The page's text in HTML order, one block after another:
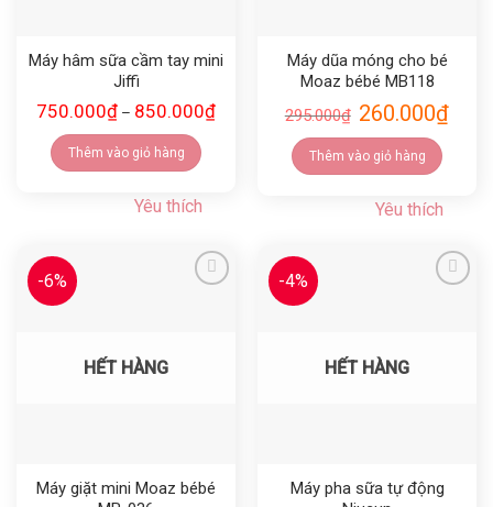
Máy hâm sữa cầm tay mini
Jiffi
750.000₫ – 850.000₫
Thêm vào giỏ hàng
Yêu thích
Máy dũa móng cho bé
Moaz bébé MB118
295.000₫ 260.000₫
Thêm vào giỏ hàng
Yêu thích
-6%
HẾT HÀNG
Máy giặt mini Moaz bébé
-4%
HẾT HÀNG
Máy pha sữa tự động